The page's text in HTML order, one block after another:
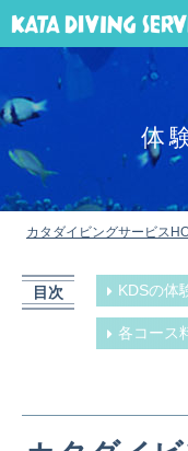
体
カタダイビングサービス
目次 KDSの体
各コース